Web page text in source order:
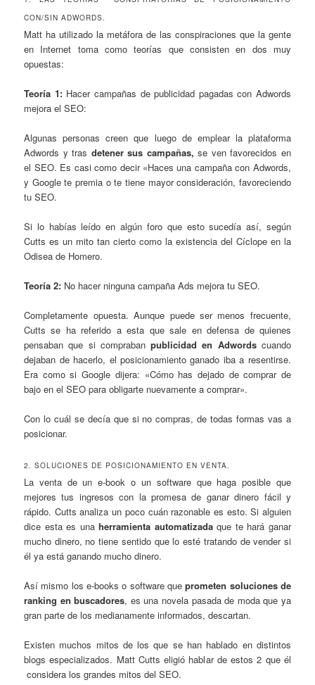
CON/SIN ADWORDS.
Matt ha utilizado la metáfora de las conspiraciones que la gente
en Internet toma como teorías que consisten en dos muy
opuestas:
Teoría 1:Hacer campañas de publicidad pagadas con Adwords
mejora el SEO:
Algunas personas creen que luego de emplear la plataforma
Adwords y tras detener sus campañas, se ven favorecidos en
el SEO. Es casi como decir «Haces una campaña con Adwords,
y Google te premia o te tiene mayor consideración, favoreciendo
tu SEO.
Si lo habías leído en algún foro que esto sucedía así, según
Cutts es un mito tan cierto como la existencia del Cíclope en la
Odiseade Homero.
Teoría 2: No hacer ninguna campaña Ads mejora tu SEO.
Completamente opuesta. Aunque puede ser menos frecuente,
Cutts se ha referido a esta que sale en defensa de quienes
pensaban que si comprabanpublicidad en Adwordscuando
dejaban de hacerlo, el posicionamiento ganado iba a resentirse.
Era como si Google dijera: «Cómo has dejado de comprar de
bajo en el SEO para obligarte nuevamente a comprar».
Con lo cuál se decía que si no compras, de todas formas vas a
posicionar.
2. SOLUCIONES DE POSICIONAMIENTO EN VENTA.
La venta de un e-book o un software que haga posible que
mejores tus ingresos con la promesa de ganar dinero fácil y
rápido. Cutts analiza un poco cuán razonable es esto. Si alguien
dice esta es unaherramienta automatizadaque te hará ganar
mucho dinero, no tiene sentido que lo esté tratando de vender si
él ya está ganando mucho dinero.
Así mismo los e-books o software queprometen soluciones de
ranking en buscadores, es una novela pasada de moda que ya
gran parte de los medianamente informados, descartan.
Existen muchos mitos de los que se han hablado en distintos
blogs especializados. Matt Cutts eligió hablar de estos 2 que él
considera los grandes mitos del SEO.